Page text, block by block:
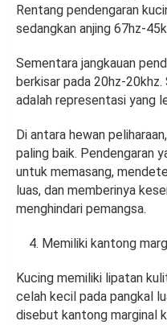
Rentang pendengaran
sedangkan anjing 67hz-
Sementara jangkauan
berkisar pada 20hz-
adalah representasi yang
Di antara hewan
paling baik. Pendengaran
untuk memasang,
luas, dan memberinya
menghindari pemangsa.
Memiliki kantong
Kucing memiliki lipatan
celah kecil pada pangkal
disebut kantong marginal